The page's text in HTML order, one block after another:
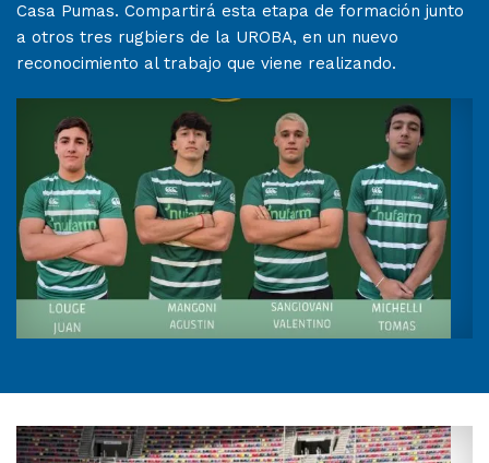
Casa Pumas. Compartirá esta etapa de formación junto
a otros tres rugbiers de la UROBA, en un nuevo
reconocimiento al trabajo que viene realizando.